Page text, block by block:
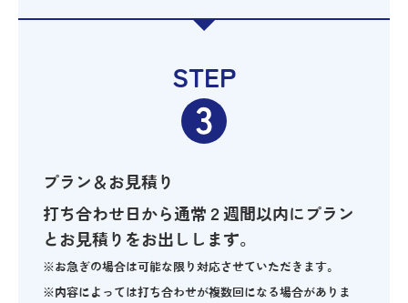
STEP
プラン＆お見積り
打ち合わせ日から通常２週間以内にプラン
とお見積りをお出しします。
※お急ぎの場合は可能な限り対応させていただきます。
※内容によっては打ち合わせが複数回になる場合がありま